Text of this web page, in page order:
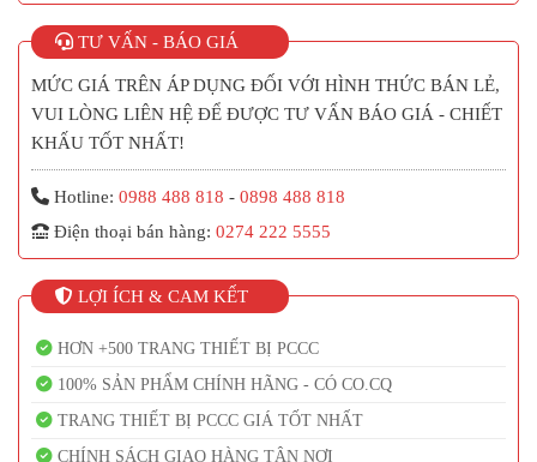
TƯ VẤN - BÁO GIÁ
MỨC GIÁ TRÊN ÁP DỤNG ĐỐI VỚI HÌNH THỨC BÁN LẺ,
VUI LÒNG LIÊN HỆ ĐỂ ĐƯỢC TƯ VẤN BÁO GIÁ - CHIẾT
KHẤU TỐT NHẤT!
Hotline: 0988 488 818 - 0898 488 818
Điện thoại bán hàng: 0274 222 5555
LỢI ÍCH & CAM KẾT
HƠN +500 TRANG THIẾT BỊ PCCC
100% SẢN PHẨM CHÍNH HÃNG - CÓ CO.CQ
TRANG THIẾT BỊ PCCC GIÁ TỐT NHẤT
CHÍNH SÁCH GIAO HÀNG TẬN NƠI